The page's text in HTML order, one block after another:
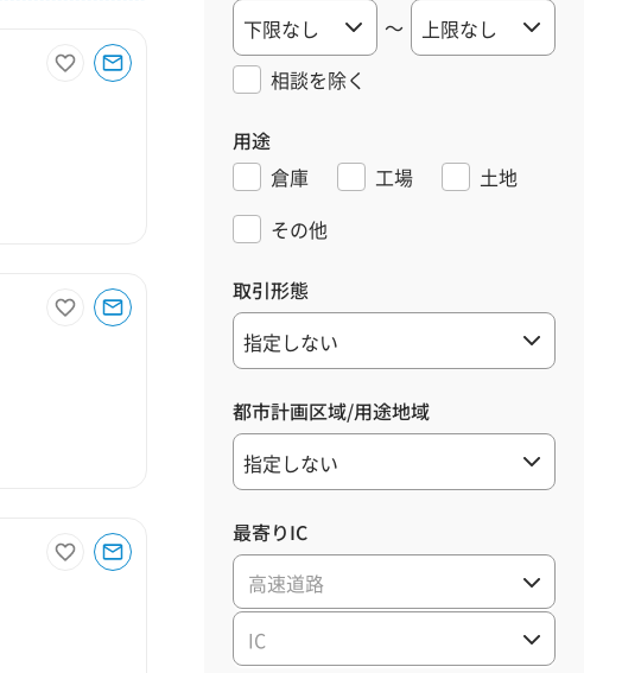
～
相談を除く
用途
倉庫
工場
土地
その他
取引形態
都市計画区域/用途地域
最寄りIC
高速道路
IC